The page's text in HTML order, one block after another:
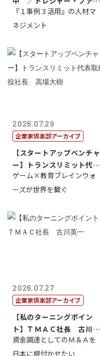
トリー社長野坂...
『１事例３活用』の人材マ
ネジメント
2026.07.29
企業家倶楽部アーカイブ
【スタートアップベンチャ
ー】トランスリミット代表
取締役社長 ...
ゲーム×教育ブレインウォ
ーズが世界を繋ぐ
2026.07.27
企業家倶楽部アーカイブ
【私のターニングポイン
ト】ＴＭＡＣ社長 古川英
一
資金調達としてのＭ＆Ａを
日本に根付かせたい